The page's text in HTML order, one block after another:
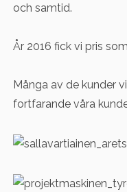
och samtid.
År 2016 fick vi pris
Många av de kunder
fortfarande våra